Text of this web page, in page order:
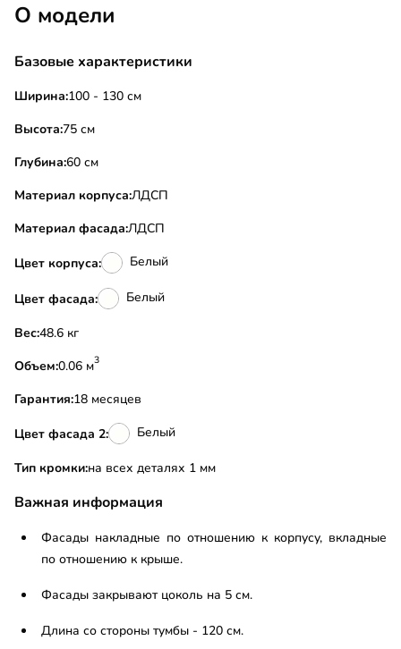
О модели
Базовые характеристики
Ширина:100 - 130 см
Высота:75 см
Глубина:60 см
Материал корпуса:ЛДСП
Материал фасада:ЛДСП
Цвет корпуса: Белый
Цвет фасада: Белый
Вес:
48.6 кг
Объем:
0.06 м3
Гарантия:18 месяцев
Цвет фасада 2: Белый
Тип кромки:на всех деталях 1 мм
Важная информация
Фасады накладные по отношению к корпусу, вкладные
по отношению к крыше.
Фасады закрывают цоколь на 5 см.
Длина со стороны тумбы - 120 см.